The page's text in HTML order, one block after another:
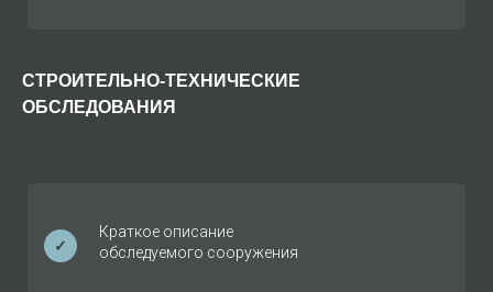
✓
Краткое описание
обследуемого сооружения
СТРОИТЕЛЬНО-ТЕХНИЧЕСКИЕ
ОБСЛЕДОВАНИЯ